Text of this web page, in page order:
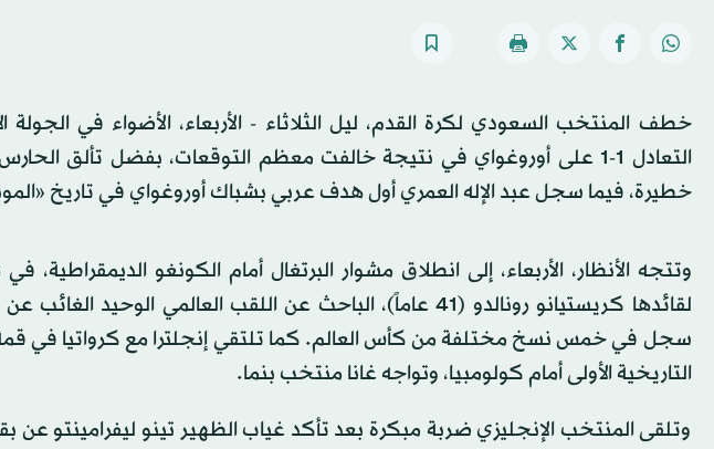
التعادل 1-1 على أوروغواي في نتيجة خالفت معظم التوقعات، بفضل
خطيرة، فيما سجل عبد الإله العمري أول هدف عربي بشباك أوروغواي في تاريخ
وتتجه الأنظار، الأربعاء، إلى انطلاق مشوار البرتغال أمام الكونغو الديمقراطية،
لقائدها كريستيانو رونالدو (41 عاماً)، الباحث عن اللقب العالمي
سجل في خمس نسخ مختلفة من كأس العالم. كما تلتقي إنجلترا مع كرواتيا في قمة
التاريخية الأولى أمام كولومبيا، وتواجه غانا منتخب بنما.
وتلقى المنتخب الإنجليزي ضربة مبكرة بعد تأكد غياب الظهير تينو ليفرامينتو